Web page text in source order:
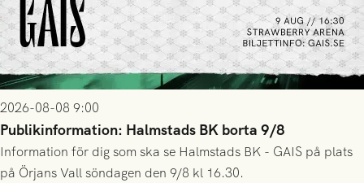
2026-08-08 9:00
Publikinformation: Halmstads BK borta 9/8
Information för dig som ska se Halmstads BK - GAIS på plats
på Örjans Vall söndagen den 9/8 kl 16.30.